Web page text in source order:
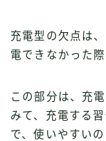
充電型の欠点は
電できなかった
この部分は、充
みて、充電する
で、使いやすい